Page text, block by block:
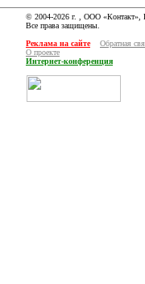
© 2004-2026 г. , ООО «Контакт»,
Все права защищены.
Реклама на сайте
Обратная
О проекте
Интернет-конференция